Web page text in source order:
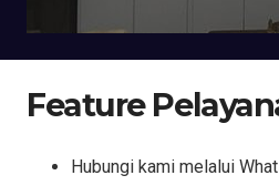
Feature
Hubungi kami melalui